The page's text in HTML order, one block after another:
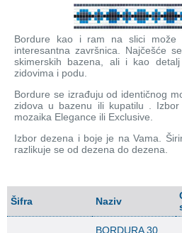
Bordure kao i ram na slici
interesantna završnica. Najčešće
skimerskih bazena, ali i kao
zidovima i podu.
Bordure se izrađuju od identičnog
zidova u bazenu ili kupatilu .
mozaika Elegance ili Exclusive.
Izbor dezena i boje je na Vama.
razlikuje se od dezena do dezena.
Šifra Naziv
BORDURA 30